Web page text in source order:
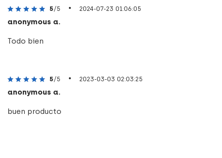
5/5 • 2024-07-23 01:06:05
anonymous a.
Todo bien
5/5 • 2023-03-03 02:03:25
anonymous a.
buen producto